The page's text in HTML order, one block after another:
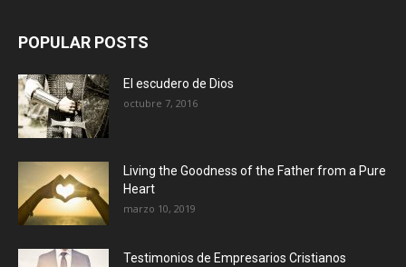
POPULAR POSTS
El escudero de Dios
octubre 7, 2016
Living the Goodness of the Father from a Pure
Heart
marzo 10, 2019
Testimonios de Empresarios Cristianos